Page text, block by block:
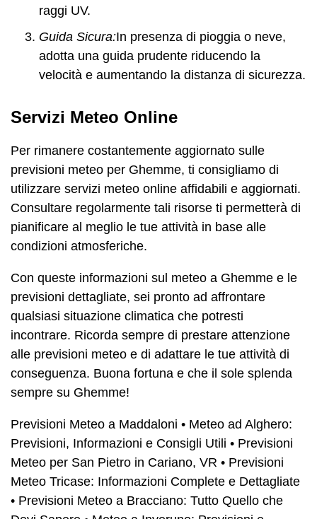
raggi UV.
Guida Sicura:In presenza di pioggia o neve,
adotta una guida prudente riducendo la
velocità e aumentando la distanza di sicurezza.
Servizi Meteo Online
Per rimanere costantemente aggiornato sulle
previsioni meteo per Ghemme, ti consigliamo di
utilizzare servizi meteo online affidabili e aggiornati.
Consultare regolarmente tali risorse ti permetterà di
pianificare al meglio le tue attività in base alle
condizioni atmosferiche.
Con queste informazioni sul meteo a Ghemme e le
previsioni dettagliate, sei pronto ad affrontare
qualsiasi situazione climatica che potresti
incontrare. Ricorda sempre di prestare attenzione
alle previsioni meteo e di adattare le tue attività di
conseguenza. Buona fortuna e che il sole splenda
sempre su Ghemme!
Previsioni Meteo a Maddaloni • Meteo ad Alghero:
Previsioni, Informazioni e Consigli Utili • Previsioni
Meteo per San Pietro in Cariano, VR • Previsioni
Meteo Tricase: Informazioni Complete e Dettagliate
• Previsioni Meteo a Bracciano: Tutto Quello che